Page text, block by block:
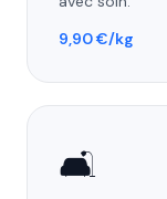
9,90 €/kg
🛋️